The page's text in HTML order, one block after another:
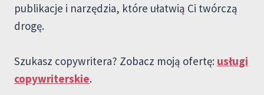
publikacje i narzędzia, które ułatwią Ci twórczą
drogę.
Szukasz copywritera? Zobacz moją ofertę: usługi
copywriterskie.